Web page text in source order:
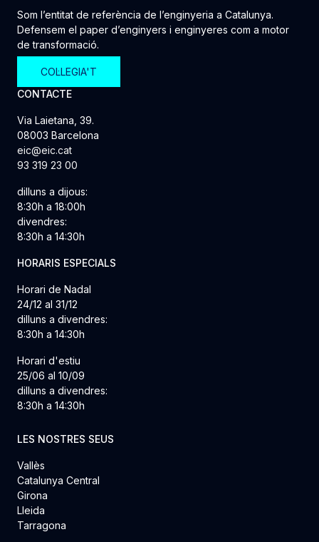
Som l’entitat de referència de l’enginyeria a Catalunya.
Defensem el paper d’enginyers i enginyeres com a motor
de transformació.
COL·LEGIA'T
CONTACTE
Via Laietana, 39.
08003 Barcelona
eic@eic.cat
93 319 23 00
dilluns a dijous:
8:30h a 18:00h
divendres:
8:30h a 14:30h
HORARIS ESPECIALS
Horari de Nadal
24/12 al 31/12
dilluns a divendres:
8:30h a 14:30h
Horari d'estiu
25/06 al 10/09
dilluns a divendres:
8:30h a 14:30h
LES NOSTRES SEUS
Vallès
Catalunya Central
Girona
Lleida
Tarragona